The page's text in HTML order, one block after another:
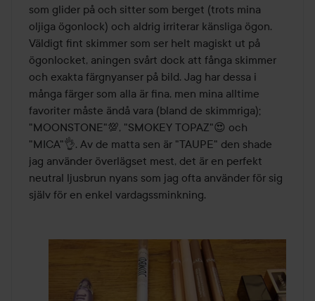
som glider på och sitter som berget (trots mina
oljiga ögonlock) och aldrig irriterar känsliga ögon.
Väldigt fint skimmer som ser helt magiskt ut på
ögonlocket, aningen svårt dock att fånga skimmer
och exakta färgnyanser på bild. Jag har dessa i
många färger som alla är fina, men mina alltime
favoriter måste ändå vara (bland de skimmriga);
"MOONSTONE"💯, "SMOKEY TOPAZ"😍 och
"MICA"👌. Av de matta sen är "TAUPE" den shade
jag använder överlägset mest, det är en perfekt
neutral ljusbrun nyans som jag ofta använder för sig
själv för en enkel vardagssminkning.